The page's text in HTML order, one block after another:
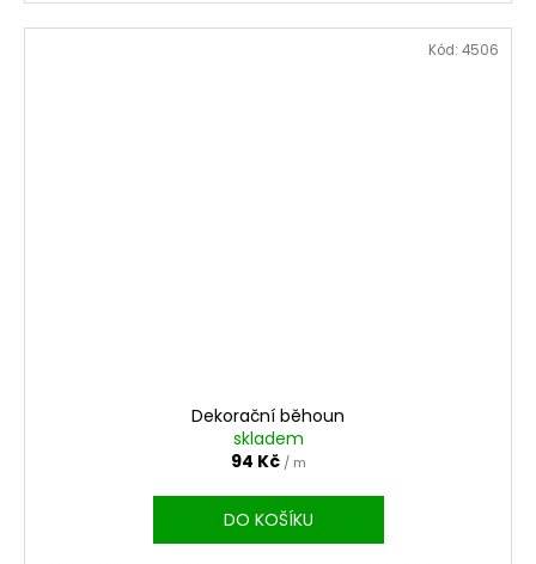
Dekorační běhoun
skladem
94 Kč / m
DO KOŠÍKU
Kód: 4506